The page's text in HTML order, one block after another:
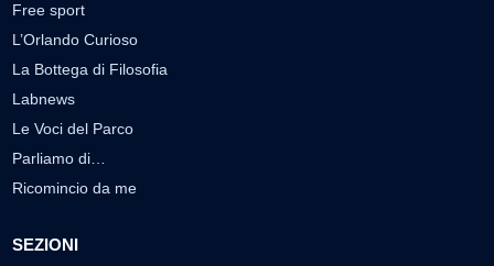
Free sport
L’Orlando Curioso
La Bottega di Filosofia
Labnews
Le Voci del Parco
Parliamo di…
Ricomincio da me
SEZIONI